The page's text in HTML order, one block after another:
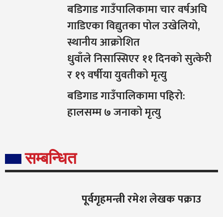
बडिगाड गाउँपालिकामा चार वर्षअघि
गाडिएका विद्युतका पोल उखेलियो,
स्थानीय आक्रोशित
धुवाँले निसास्सिएर ११ दिनको सुत्केरी
र १९ वर्षीया युवतीको मृत्यु
बडिगाड गाउँपालिकामा पहिरो:
हालसम्म ७ जनाको मृत्यु
सम्बन्धित
पूर्वगृहमन्त्री रमेश लेखक पक्राउ